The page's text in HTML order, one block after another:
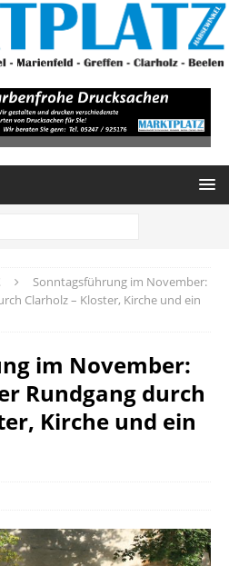
Sonntagsführung im November:
Clarholz – Kloster, Kirche und ein
im November:
Rundgang durch
Kirche und ein